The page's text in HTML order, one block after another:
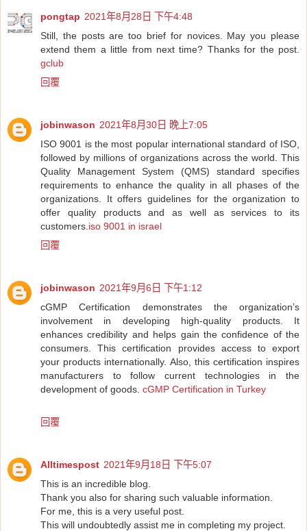
pongtap 2021年8月28日 下午4:48
Still, the posts are too brief for novices. May you please
extend them a little from next time? Thanks for the post.
gclub
回覆
jobinwason 2021年8月30日 晚上7:05
ISO 9001 is the most popular international standard of ISO,
followed by millions of organizations across the world. This
Quality Management System (QMS) standard specifies
requirements to enhance the quality in all phases of the
organizations. It offers guidelines for the organization to
offer quality products and as well as services to its
customers. iso 9001 in israel
回覆
jobinwason 2021年9月6日 下午1:12
cGMP Certification demonstrates the organization’s
involvement in developing high-quality products. It
enhances credibility and helps gain the confidence of the
consumers. This certification provides access to export
your products internationally. Also, this certification inspires
manufacturers to follow current technologies in the
development of goods. cGMP Certification in Turkey
回覆
Alltimespost 2021年9月18日 下午5:07
This is an incredible blog.
Thank you also for sharing such valuable information.
For me, this is a very useful post.
This will undoubtedly assist me in completing my project.